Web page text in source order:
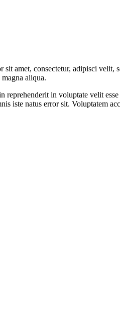
amet, consectetur, adipisci
aliqua.
in voluptate velit
iste natus error sit. Voluptatem